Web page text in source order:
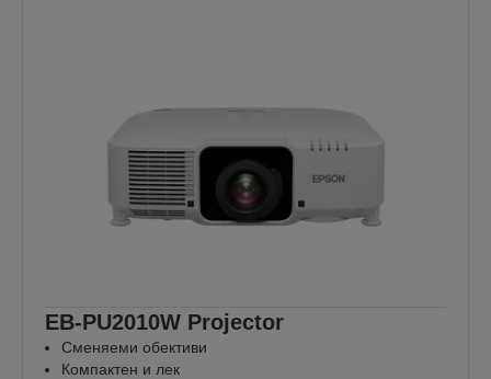
EB-PU2010W Projector
Сменяеми обективи
Компактен и лек